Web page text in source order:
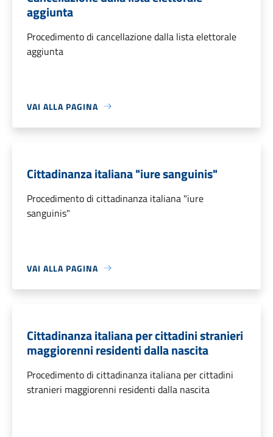
aggiunta
Procedimento di cancellazione dalla lista elettorale
aggiunta
VAI ALLA PAGINA
Cittadinanza italiana "iure sanguinis"
Procedimento di cittadinanza italiana "iure
sanguinis"
VAI ALLA PAGINA
Cittadinanza italiana per cittadini stranieri
maggiorenni residenti dalla nascita
Procedimento di cittadinanza italiana per cittadini
stranieri maggiorenni residenti dalla nascita